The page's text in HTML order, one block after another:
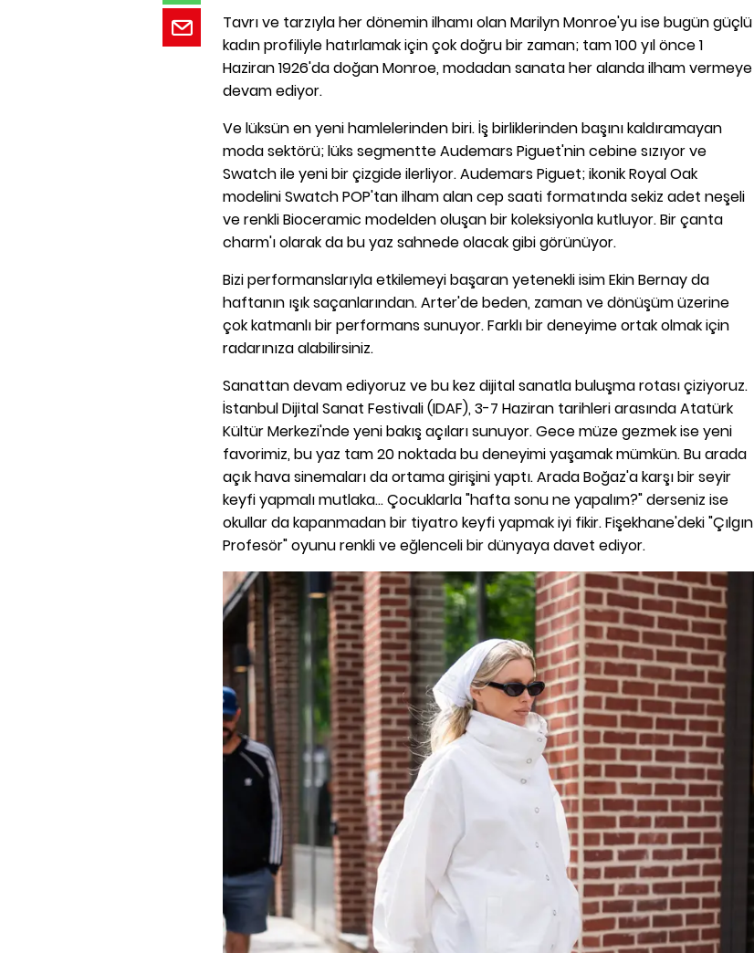
Tavrı ve tarzıyla her dönemin ilhamı olan Marilyn Monroe'yu ise bugün güçlü
kadın profiliyle hatırlamak için çok doğru bir zaman; tam 100 yıl önce 1
Haziran 1926'da doğan Monroe, modadan sanata her alanda ilham vermeye
devam ediyor.
Ve lüksün en yeni hamlelerinden biri. İş birliklerinden başını kaldıramayan
moda sektörü; lüks segmentte Audemars Piguet'nin cebine sızıyor ve
Swatch ile yeni bir çizgide ilerliyor. Audemars Piguet; ikonik Royal Oak
modelini Swatch POP'tan ilham alan cep saati formatında sekiz adet neşeli
ve renkli Bioceramic modelden oluşan bir koleksiyonla kutluyor. Bir çanta
charm'ı olarak da bu yaz sahnede olacak gibi görünüyor.
Bizi performanslarıyla etkilemeyi başaran yetenekli isim Ekin Bernay da
haftanın ışık saçanlarından. Arter'de beden, zaman ve dönüşüm üzerine
çok katmanlı bir performans sunuyor. Farklı bir deneyime ortak olmak için
radarınıza alabilirsiniz.
Sanattan devam ediyoruz ve bu kez dijital sanatla buluşma rotası çiziyoruz.
İstanbul Dijital Sanat Festivali (IDAF), 3-7 Haziran tarihleri arasında Atatürk
Kültür Merkezi'nde yeni bakış açıları sunuyor. Gece müze gezmek ise yeni
favorimiz, bu yaz tam 20 noktada bu deneyimi yaşamak mümkün. Bu arada
açık hava sinemaları da ortama girişini yaptı. Arada Boğaz'a karşı bir seyir
keyfi yapmalı mutlaka... Çocuklarla "hafta sonu ne yapalım?" derseniz ise
okullar da kapanmadan bir tiyatro keyfi yapmak iyi fikir. Fişekhane'deki "Çılgın
Profesör" oyunu renkli ve eğlenceli bir dünyaya davet ediyor.